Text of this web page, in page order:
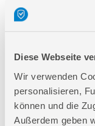
Diese Webseite
Wir verwenden
personalisieren,
können und die
Außerdem geben
Breite
Bruttogewicht:
GTIN:
Artikelnummer: